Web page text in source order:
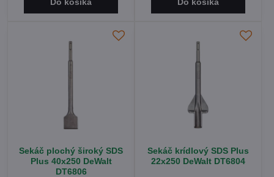
Sekáč plochý široký SDS
Plus 40x250 DeWalt
DT6806
Sekáč krídlový SDS Plus
22x250 DeWalt DT6804